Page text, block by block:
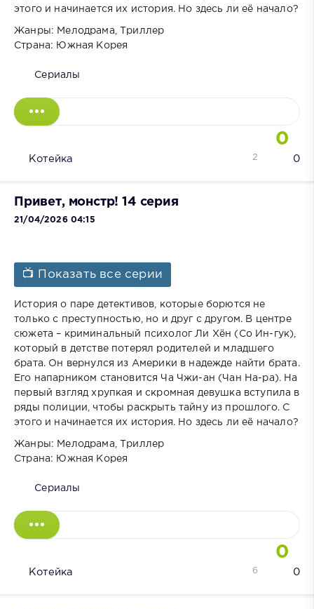
этого и начинается их история. Но здесь ли её начало?
Жанры: Мелодрама, Триллер
Страна: Южная Корея
Сериалы
0
Котейка 0
2
Привет, монстр! 14 серия
21/04/2026 04:15
📺 Показать все серии
История о паре детективов, которые борются не
только с преступностью, но и друг с другом. В центре
сюжета – криминальный психолог Ли Хён (Со Ин-гук),
который в детстве потерял родителей и младшего
брата. Он вернулся из Америки в надежде найти брата.
Его напарником становится Ча Чжи-ан (Чан На-ра). На
первый взгляд хрупкая и скромная девушка вступила в
ряды полиции, чтобы раскрыть тайну из прошлого. С
этого и начинается их история. Но здесь ли её начало?
Жанры: Мелодрама, Триллер
Страна: Южная Корея
Сериалы
0
Котейка 0
6